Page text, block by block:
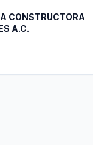
CONSTRUCTORA
A.C.